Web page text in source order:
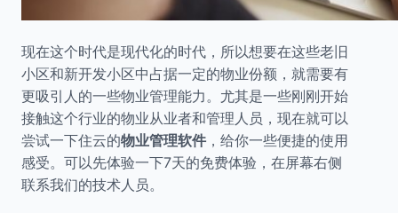
现在这个时代是现代化的时代，所以想要在这些老旧
小区和新开发小区中占据一定的物业份额，就需要有
更吸引人的一些物业管理能力。尤其是一些刚刚开始
接触这个行业的物业从业者和管理人员，现在就可以
尝试一下住云的物业管理软件 ，给你一些便捷的使用
感受。可以先体验一下7天的免费体验，在屏幕右侧
联系我们的技术人员。